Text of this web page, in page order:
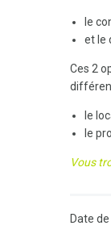
le
et le
Ces 2
le
le
Vous
Date